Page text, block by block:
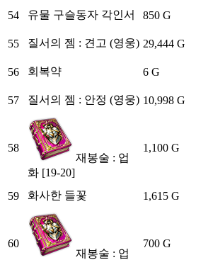
54 유물 구슬동자 각인서 850 G
55
질서의 젬 : 견고 (영웅) 29,444 G
56
회복약 6 G
57
질서의 젬 : 안정 (영웅) 10,998 G
58
재봉술 : 업
화 [19-20]
1,100 G
59 화사한 들꽃 1,615 G
60
재봉술 : 업
700 G